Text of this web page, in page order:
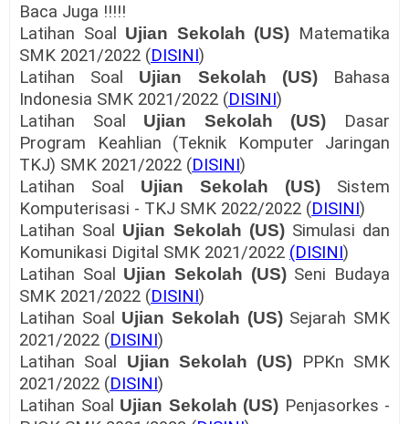
Baca Juga !!!!!
Latihan Soal Ujian Sekolah (US) Matematika
SMK 2021/2022 (DISINI)
Latihan Soal Ujian Sekolah (US)Bahasa
Indonesia SMK 2021/2022 (DISINI)
Latihan Soal Ujian Sekolah (US) Dasar
Program Keahlian (Teknik Komputer Jaringan
TKJ) SMK 2021/2022 (DISINI)
Latihan Soal Ujian Sekolah (US) Sistem
Komputerisasi - TKJ SMK 2022/2022 (DISINI)
Latihan Soal Ujian Sekolah (US)Simulasi dan
Komunikasi Digital SMK 2021/2022 (DISINI)
Latihan Soal Ujian Sekolah (US)Seni Budaya
SMK 2021/2022 (DISINI)
Latihan Soal Ujian Sekolah (US)Sejarah SMK
2021/2022 (DISINI)
Latihan Soal Ujian Sekolah (US) PPKn SMK
2021/2022 (DISINI)
Latihan Soal Ujian Sekolah (US) Penjasorkes -